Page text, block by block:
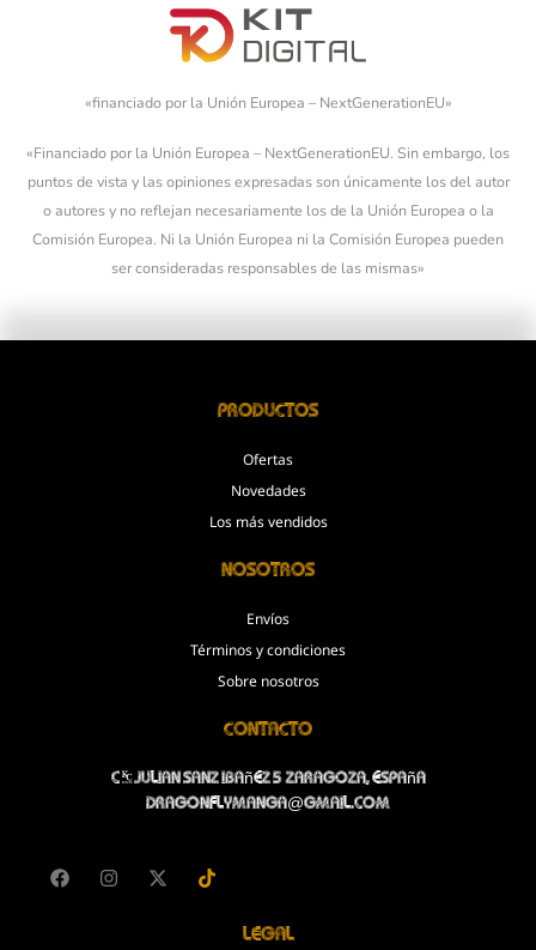
«financiado por la Unión Europea – NextGenerationEU»
«Financiado por la Unión Europea – NextGenerationEU. Sin embargo, los
puntos de vista y las opiniones expresadas son únicamente los del autor
o autores y no reflejan necesariamente los de la Unión Europea o la
Comisión Europea. Ni la Unión Europea ni la Comisión Europea pueden
ser consideradas responsables de las mismas»
Productos
Ofertas
Novedades
Los más vendidos
Nosotros
Envíos
Términos y condiciones
Sobre nosotros
Contacto
C/Julian Sanz Ibañez 5 Zaragoza, España
dragonflymanga@gmail.com
Legal